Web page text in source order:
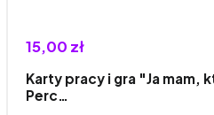
15,00 zł
Karty pracy i gra "Ja mam,
Perc…